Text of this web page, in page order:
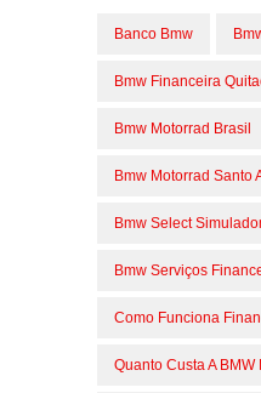
Banco Bmw
Bmw Financeira
Bmw Motorrad Brasil
Bmw Motorrad Santo
Bmw Select
Bmw Serviços
Como Funciona
Quanto Custa A BMW